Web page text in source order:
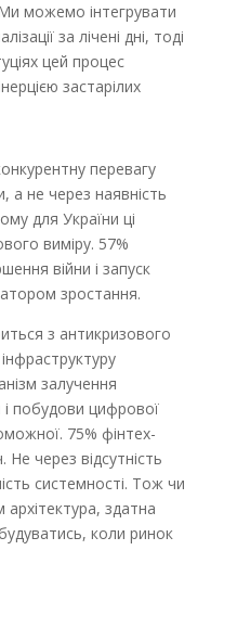
можемо інтегрувати
за лічені дні, тоді
цей процес
застарілих
перевагу
а не через наявність
для України ці
виміру. 57%
війни і запуск
зростання.
з антикризового
залучення
і побудови цифрової
75% фінтех-
через відсутність
системності. Тож чи
архітектура, здатна
коли ринок